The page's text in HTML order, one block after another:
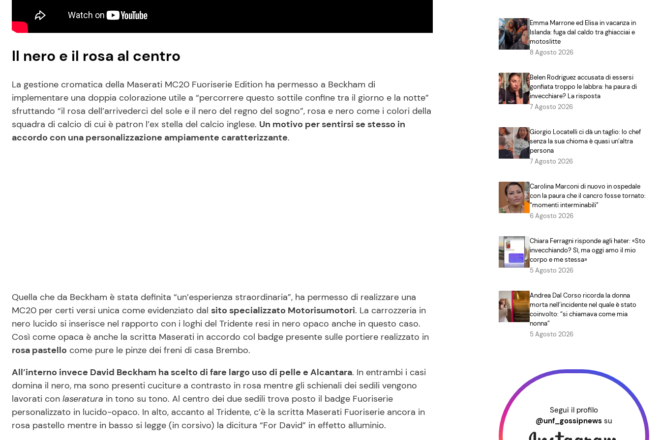
Il nero e il rosa al centro
La gestione cromatica della Maserati MC20 Fuoriserie Edition ha permesso a Beckham di
implementare una doppia colorazione utile a “percorrere questo sottile confine tra il giorno e la notte”
sfruttando “il rosa dell’arrivederci del sole e il nero del regno del sogno”, rosa e nero come i colori della
squadra di calcio di cui è patron l’ex stella del calcio inglese. Un motivo per sentirsi se stesso in
accordo con una personalizzazione ampiamente caratterizzante.
Quella che da Beckham è stata definita “un’esperienza straordinaria”, ha permesso di realizzare una
MC20 per certi versi unica come evidenziato dal sito specializzato Motorisumotori. La carrozzeria in
nero lucido si inserisce nel rapporto con i loghi del Tridente resi in nero opaco anche in questo caso.
Così come opaca è anche la scritta Maserati in accordo col badge presente sulle portiere realizzato in
rosa pastello come pure le pinze dei freni di casa Brembo.
All’interno invece David Beckham ha scelto di fare largo uso di pelle e Alcantara. In entrambi i casi
domina il nero, ma sono presenti cuciture a contrasto in rosa mentre gli schienali dei sedili vengono
lavorati con laseratura in tono su tono. Al centro dei due sedili trova posto il badge Fuoriserie
personalizzato in lucido-opaco. In alto, accanto al Tridente, c’è la scritta Maserati Fuoriserie ancora in
rosa pastello mentre in basso si legge (in corsivo) la dicitura “For David” in effetto alluminio.
Emma Marrone ed Elisa in vacanza in
Islanda: fuga dal caldo tra ghiacciai e
motoslitte
8 Agosto 2026
Belen Rodriguez accusata di essersi
gonfiata troppo le labbra: ha paura di
invecchiare? La risposta
7 Agosto 2026
Giorgio Locatelli ci dà un taglio: lo chef
senza la sua chioma è quasi un’altra
persona
7 Agosto 2026
Carolina Marconi di nuovo in ospedale
con la paura che il cancro fosse tornato:
“momenti interminabili”
6 Agosto 2026
Chiara Ferragni risponde agli hater: «Sto
invecchiando? Sì, ma oggi amo il mio
corpo e me stessa»
5 Agosto 2026
Andrea Dal Corso ricorda la donna
morta nell’incidente nel quale è stato
coinvolto: “si chiamava come mia
nonna”
5 Agosto 2026
Segui il profilo
@unf_gossipnews su